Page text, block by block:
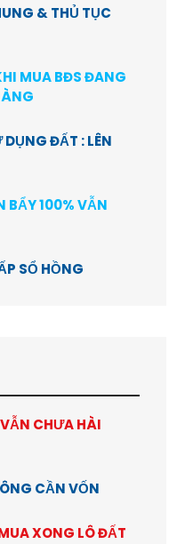
& THỦ TỤC
MUA BĐS ĐANG
ĐẤT : LÊN
BẨY 100% VẪN
SỔ HỒNG
CHƯA HÀI
CẦN VỐN
XONG LÔ ĐẤT